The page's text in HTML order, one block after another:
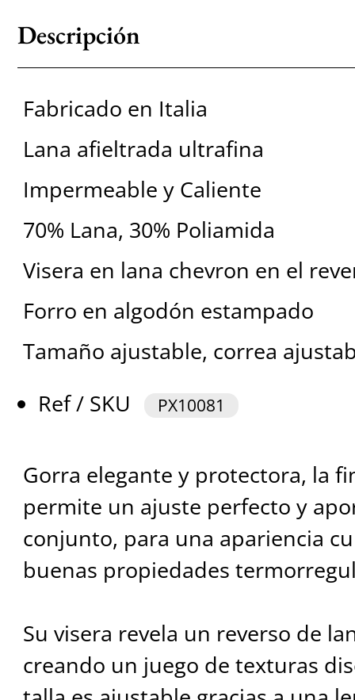
Descripción
Fabricado en Italia
Lana afieltrada ultrafina
Impermeable y Caliente
70% Lana, 30% Poliamida
Visera en lana chevron en el
Forro en algodón estampado
Tamaño ajustable, correa
Ref / SKU
PX10081
Gorra elegante y protectora, la
permite un ajuste perfecto y
conjunto, para una apariencia
buenas propiedades
Su visera revela un reverso de
creando un juego de texturas